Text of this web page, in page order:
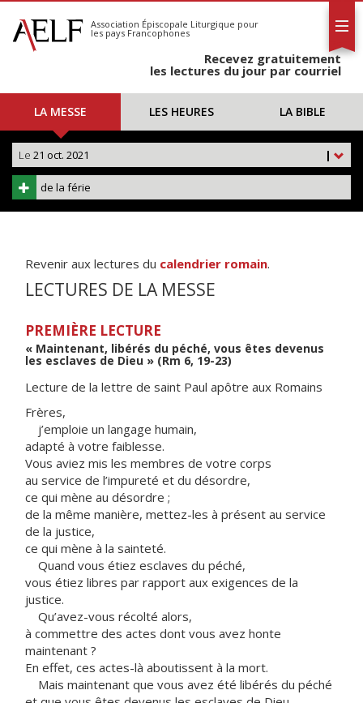
S'abonner
Calendrier
Association Épiscopale Liturgique pour
les pays Francophones
Recevez gratuitement
les lectures du jour par courriel
LA MESSE LES HEURES LA BIBLE
|
Le 21 oct. 2021
de la férie
Revenir aux lectures du calendrier romain.
LECTURES DE LA MESSE
PREMIÈRE LECTURE
« Maintenant, libérés du péché, vous êtes devenus
les esclaves de Dieu » (Rm 6, 19-23)
Lecture de la lettre de saint Paul apôtre aux Romains
Frères,
j’emploie un langage humain,
adapté à votre faiblesse.
Vous aviez mis les membres de votre corps
au service de l’impureté et du désordre,
ce qui mène au désordre ;
de la même manière, mettez-les à présent au service
de la justice,
ce qui mène à la sainteté.
Quand vous étiez esclaves du péché,
vous étiez libres par rapport aux exigences de la
justice.
Qu’avez-vous récolté alors,
à commettre des actes dont vous avez honte
maintenant ?
En effet, ces actes-là aboutissent à la mort.
Mais maintenant que vous avez été libérés du péché